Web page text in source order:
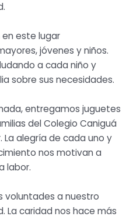
este lugar
jóvenes y niños.
a cada niño y
sobre sus necesidades.
entregamos juguetes
del Colegio Caniguá
alegría de cada uno y
nos motivan a
labor.
voluntades a nuestro
La caridad nos hace más